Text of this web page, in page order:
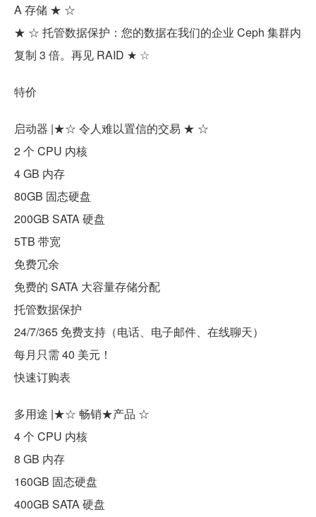
A 存储 ★ ☆
★ ☆ 托管数据保护：您的数据在我们的企业 Ceph 集群内
复制 3 倍。再见 RAID ★ ☆
特价
启动器 |★☆ 令人难以置信的交易 ★ ☆
2 个 CPU 内核
4 GB 内存
80GB 固态硬盘
200GB SATA 硬盘
5TB 带宽
免费冗余
免费的 SATA 大容量存储分配
托管数据保护
24/7/365 免费支持（电话、电子邮件、在线聊天）
每月只需 40 美元！
快速订购表
多用途 |★☆ 畅销★产品 ☆
4 个 CPU 内核
8 GB 内存
160GB 固态硬盘
400GB SATA 硬盘